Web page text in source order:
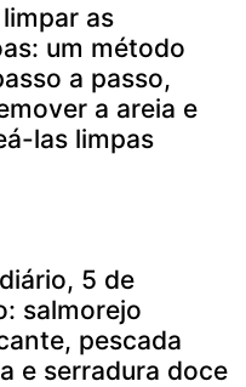
as
um método
a passo,
a areia e
las limpas
5 de
salmorejo
pescada
e serradura doce